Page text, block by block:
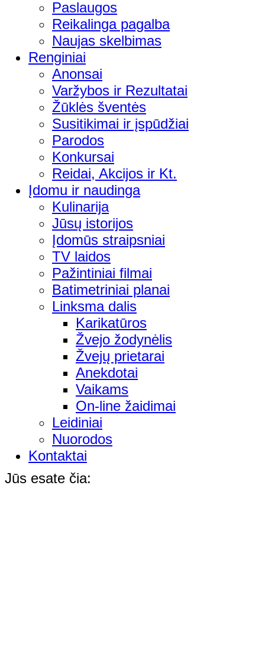
Paslaugos
Reikalinga pagalba
Naujas skelbimas
Renginiai
Anonsai
Varžybos ir Rezultatai
Žūklės šventės
Susitikimai ir įspūdžiai
Parodos
Konkursai
Reidai, Akcijos ir Kt.
Įdomu ir naudinga
Kulinarija
Jūsų istorijos
Įdomūs straipsniai
TV laidos
Pažintiniai filmai
Batimetriniai planai
Linksma dalis
Karikatūros
Žvejo žodynėlis
Žvejų prietarai
Anekdotai
Vaikams
On-line žaidimai
Leidiniai
Nuorodos
Kontaktai
Jūs esate čia: